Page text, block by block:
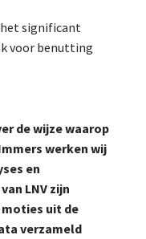
het significant
voor benutting
de wijze waarop
werken wij
en
LNV zijn
uit de
verzameld